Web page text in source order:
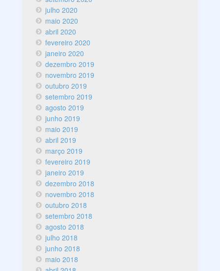
julho 2020
maio 2020
abril 2020
fevereiro 2020
janeiro 2020
dezembro 2019
novembro 2019
outubro 2019
setembro 2019
agosto 2019
junho 2019
maio 2019
abril 2019
março 2019
fevereiro 2019
janeiro 2019
dezembro 2018
novembro 2018
outubro 2018
setembro 2018
agosto 2018
julho 2018
junho 2018
maio 2018